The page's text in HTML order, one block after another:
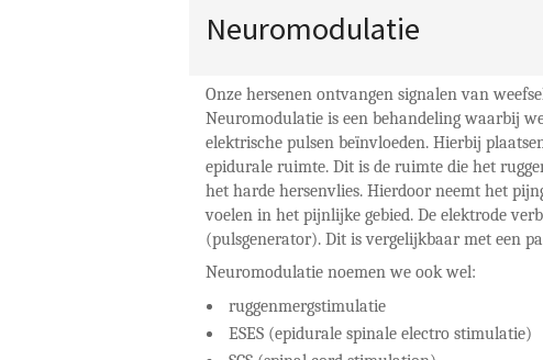
Neuromodulatie
Onze hersenen ontvangen signalen van
Neuromodulatie is een behandeling waarbij
elektrische pulsen beïnvloeden. Hierbij
epidurale ruimte. Dit is de ruimte die het
het harde hersenvlies. Hierdoor neemt het
voelen in het pijnlijke gebied. De elektrode
(pulsgenerator). Dit is vergelijkbaar met een
Neuromodulatie noemen we ook wel:
ruggenmergstimulatie
ESES (epidurale spinale electro stimulatie)